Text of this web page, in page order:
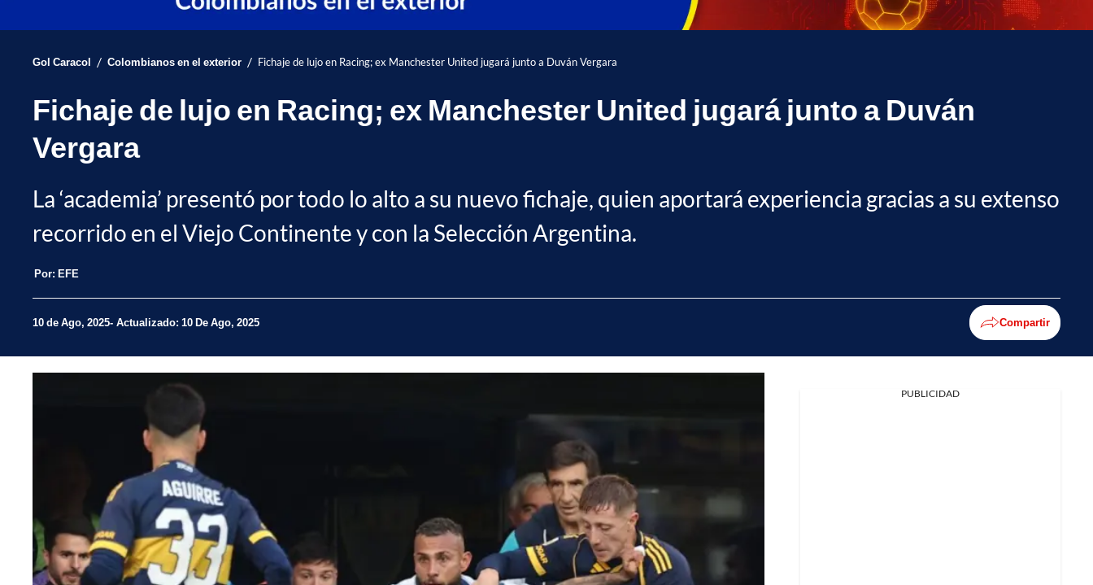
Gol Caracol / Colombianos en el exterior / Fichaje de lujo en Racing; ex Manchester United jugará junto a Duván Vergara
Fichaje de lujo en Racing; ex Manchester United jugará junto a Duván
Vergara
La ‘academia’ presentó por todo lo alto a su nuevo fichaje, quien aportará experiencia gracias a su extenso
recorrido en el Viejo Continente y con la Selección Argentina.
Por: EFE
10 de Ago, 2025 Actualizado: 10 De Ago, 2025 Compartir
PUBLICIDAD